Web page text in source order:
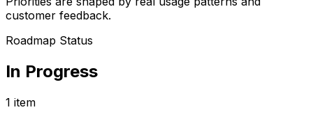
customer feedback.
Roadmap Status
In Progress
1 item